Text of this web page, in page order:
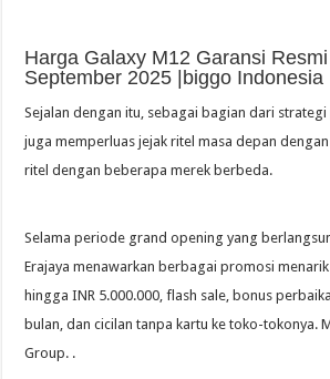
Harga Galaxy M12 Garansi
September 2025 |biggo Indonesia
Sejalan dengan itu, sebagai bagian dari strategi
juga memperluas jejak ritel masa depan
ritel dengan beberapa merek berbeda.
Selama periode grand opening yang
Erajaya menawarkan berbagai promosi
hingga INR 5.000.000, flash sale, bonus
bulan, dan cicilan tanpa kartu ke toko-tokonya.
Group. .